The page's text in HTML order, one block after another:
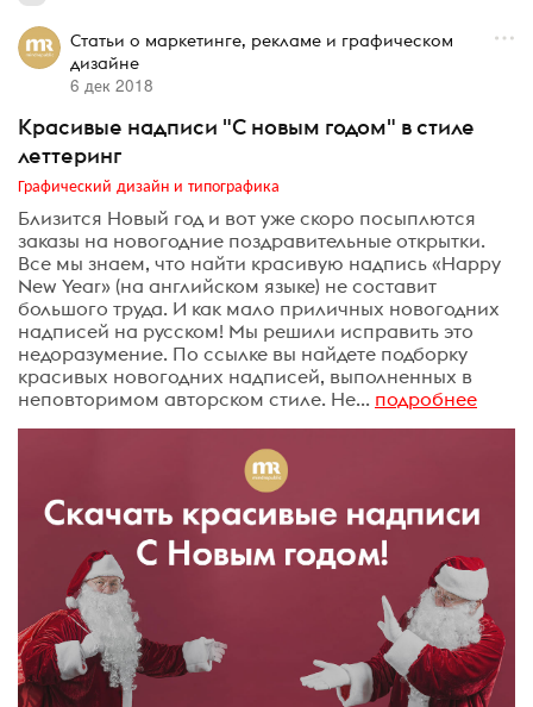
Статьи о маркетинге, рекламе и графическом
дизайне
6 дек 2018
Красивые надписи "С новым годом" в стиле
леттеринг
Графический дизайн и типографика
Близится Новый год и вот уже скоро посыплются
заказы на новогодние поздравительные открытки.
Все мы знаем, что найти красивую надпись «Happy
New Year» (на английском языке) не составит
большого труда. И как мало приличных новогодних
надписей на русском! Мы решили исправить это
недоразумение. По ссылке вы найдете подборку
красивых новогодних надписей, выполненных в
неповторимом авторском стиле. Не... подробнее